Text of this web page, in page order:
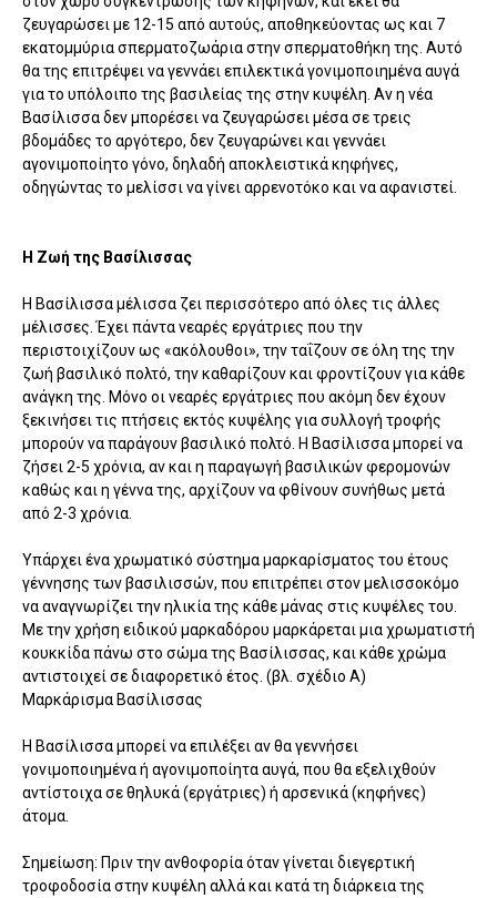
ζευγαρώσει με 12-15 από αυτούς, αποθηκεύοντας ως και 7
εκατομμύρια σπερματοζωάρια στην σπερματοθήκη της. Αυτό
θα της επιτρέψει να γεννάει επιλεκτικά γονιμοποιημένα αυγά
για το υπόλοιπο της βασιλείας της στην κυψέλη. Αν η νέα
Βασίλισσα δεν μπορέσει να ζευγαρώσει μέσα σε τρεις
βδομάδες το αργότερο, δεν ζευγαρώνει και γεννάει
αγονιμοποίητο γόνο, δηλαδή αποκλειστικά κηφήνες,
οδηγώντας το μελίσσι να γίνει αρρενοτόκο και να αφανιστεί.
Η Ζωή της Βασίλισσας
Η Βασίλισσα μέλισσα ζει περισσότερο από όλες τις άλλες
μέλισσες. Έχει πάντα νεαρές εργάτριες που την
περιστοιχίζουν ως «ακόλουθοι», την ταΐζουν σε όλη της την
ζωή βασιλικό πολτό, την καθαρίζουν και φροντίζουν για κάθε
ανάγκη της. Μόνο οι νεαρές εργάτριες που ακόμη δεν έχουν
ξεκινήσει τις πτήσεις εκτός κυψέλης για συλλογή τροφής
μπορούν να παράγουν βασιλικό πολτό. Η Βασίλισσα μπορεί να
ζήσει 2-5 χρόνια, αν και η παραγωγή βασιλικών φερομονών
καθώς και η γέννα της, αρχίζουν να φθίνουν συνήθως μετά
από 2-3 χρόνια.
Υπάρχει ένα χρωματικό σύστημα μαρκαρίσματος του έτους
γέννησης των βασιλισσών, που επιτρέπει στον μελισσοκόμο
να αναγνωρίζει την ηλικία της κάθε μάνας στις κυψέλες του.
Με την χρήση ειδικού μαρκαδόρου μαρκάρεται μια χρωματιστή
κουκκίδα πάνω στο σώμα της Βασίλισσας, και κάθε χρώμα
αντιστοιχεί σε διαφορετικό έτος. (βλ. σχέδιο Α)
Μαρκάρισμα Βασίλισσας
Η Βασίλισσα μπορεί να επιλέξει αν θα γεννήσει
γονιμοποιημένα ή αγονιμοποίητα αυγά, που θα εξελιχθούν
αντίστοιχα σε θηλυκά (εργάτριες) ή αρσενικά (κηφήνες)
άτομα.
Σημείωση: Πριν την ανθοφορία όταν γίνεται διεγερτική
τροφοδοσία στην κυψέλη αλλά και κατά τη διάρκεια της